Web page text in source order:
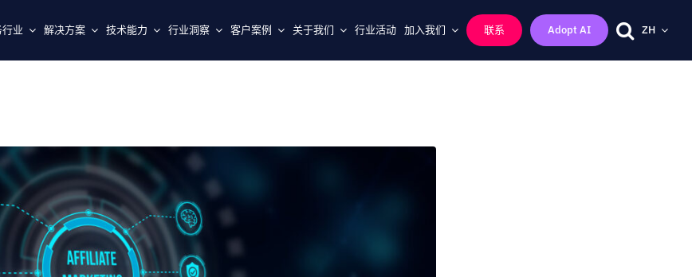
业 解决方案 技术能力 行业洞察 客户案例 关于我们 行业活动 加入我们 联系 Adopt AI ZH